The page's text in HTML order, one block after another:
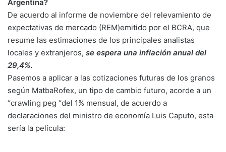
Argentina?
De acuerdo al informe de noviembre del relevamiento de
expectativas de mercado (REM)emitido por el BCRA, que
resume las estimaciones de los principales analistas
locales y extranjeros, se espera una inflación anual del
29,4%.
Pasemos a aplicar a las cotizaciones futuras de los granos
según MatbaRofex, un tipo de cambio futuro, acorde a un
“crawling peg “del 1% mensual, de acuerdo a
declaraciones del ministro de economía Luis Caputo, esta
sería la película: